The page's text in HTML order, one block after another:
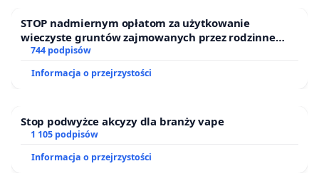
STOP nadmiernym opłatom za użytkowanie
wieczyste gruntów zajmowanych przez rodzinne
ogrody działkowe.
744 podpisów
Informacja o przejrzystości
Stop podwyżce akcyzy dla branży vape
1 105 podpisów
Informacja o przejrzystości